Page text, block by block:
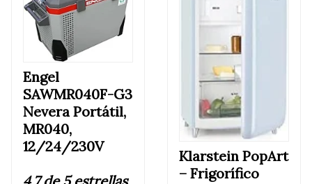
Engel
SAWMR040F-G3
Nevera Portátil,
MR040,
12/24/230V
Klarstein PopArt
– Frigorífico